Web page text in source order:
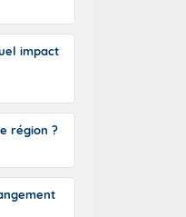
impact
région ?